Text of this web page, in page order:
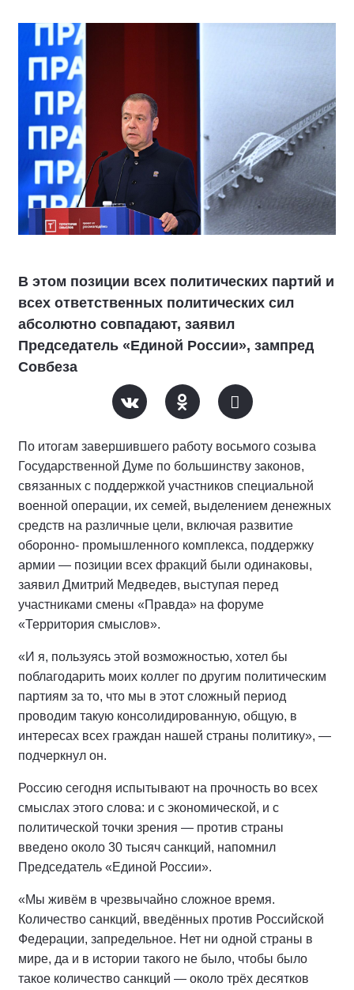
В этом позиции всех политических партий и
всех ответственных политических сил
абсолютно совпадают, заявил
Председатель «Единой России», зампред
Совбеза
По итогам завершившего работу восьмого созыва
Государственной Думе по большинству законов,
связанных с поддержкой участников специальной
военной операции, их семей, выделением денежных
средств на различные цели, включая развитие
оборонно- промышленного комплекса, поддержку
армии — позиции всех фракций были одинаковы,
заявил Дмитрий Медведев, выступая перед
участниками смены «Правда» на форуме
«Территория смыслов».
«И я, пользуясь этой возможностью, хотел бы
поблагодарить моих коллег по другим политическим
партиям за то, что мы в этот сложный период
проводим такую консолидированную, общую, в
интересах всех граждан нашей страны политику», —
подчеркнул он.
Россию сегодня испытывают на прочность во всех
смыслах этого слова: и с экономической, и с
политической точки зрения — против страны
введено около 30 тысяч санкций, напомнил
Председатель «Единой России».
«Мы живём в чрезвычайно сложное время.
Количество санкций, введённых против Российской
Федерации, запредельное. Нет ни одной страны в
мире, да и в истории такого не было, чтобы было
такое количество санкций — около трёх десятков